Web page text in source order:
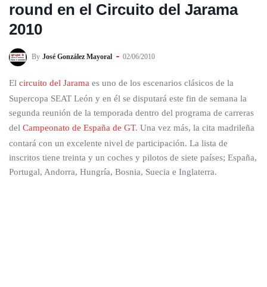
round en el Circuito del Jarama
2010
By José González Mayoral 02/06/2010
El circuito del Jarama es uno de los escenarios clásicos de la
Supercopa SEAT León y en él se disputará este fin de semana la
segunda reunión de la temporada dentro del programa de carreras
del Campeonato de España de GT. Una vez más, la cita madrileña
contará con un excelente nivel de participación. La lista de
inscritos tiene treinta y un coches y pilotos de siete países; España,
Portugal, Andorra, Hungría, Bosnia, Suecia e Inglaterra.